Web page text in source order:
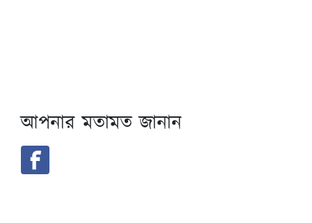
আপনার মতামত জানান